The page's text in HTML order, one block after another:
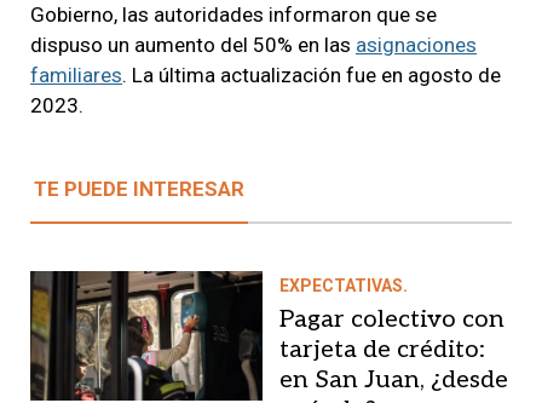
Gobierno, las autoridades informaron que se
dispuso un aumento del 50% en las asignaciones
familiares. La última actualización fue en agosto de
2023.
TE PUEDE INTERESAR
EXPECTATIVAS.
Pagar colectivo con
tarjeta de crédito:
en San Juan, ¿desde